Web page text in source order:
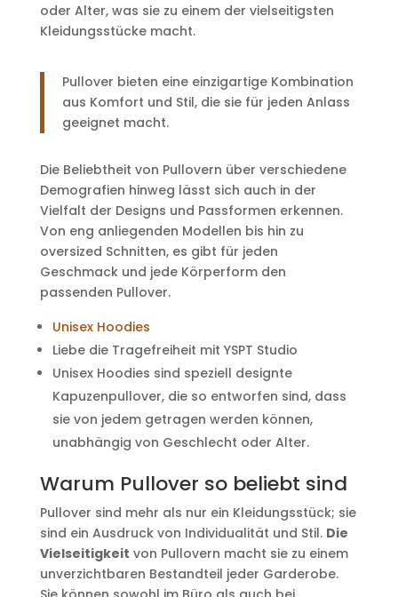
oder Alter, was sie zu einem der vielseitigsten
Kleidungsstücke macht.
Pullover bieten eine einzigartige Kombination
aus Komfort und Stil, die sie für jeden Anlass
geeignet macht.
Die Beliebtheit von Pullovern über verschiedene
Demografien hinweg lässt sich auch in der
Vielfalt der Designs und Passformen erkennen.
Von eng anliegenden Modellen bis hin zu
oversized Schnitten, es gibt für jeden
Geschmack und jede Körperform den
passenden Pullover.
Unisex Hoodies
Liebe die Tragefreiheit mit YSPT Studio
Unisex Hoodies sind speziell designte
Kapuzenpullover, die so entworfen sind, dass
sie von jedem getragen werden können,
unabhängig von Geschlecht oder Alter.
Warum Pullover so beliebt sind
Pullover sind mehr als nur ein Kleidungsstück; sie
sind ein Ausdruck von Individualität und Stil. Die
Vielseitigkeit von Pullovern macht sie zu einem
unverzichtbaren Bestandteil jeder Garderobe.